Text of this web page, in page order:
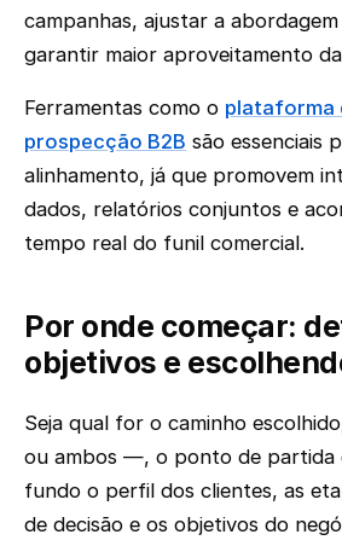
campanhas, ajustar a
garantir maior aproveitamento
Ferramentas como o plataforma
prospecção B2B são essenciais
alinhamento, já que promovem
dados, relatórios conjuntos e
tempo real do funil comercial.
Por onde começar:
objetivos e
Seja qual for o caminho
ou ambos —, o ponto de partida
fundo o perfil dos clientes, as
de decisão e os objetivos do